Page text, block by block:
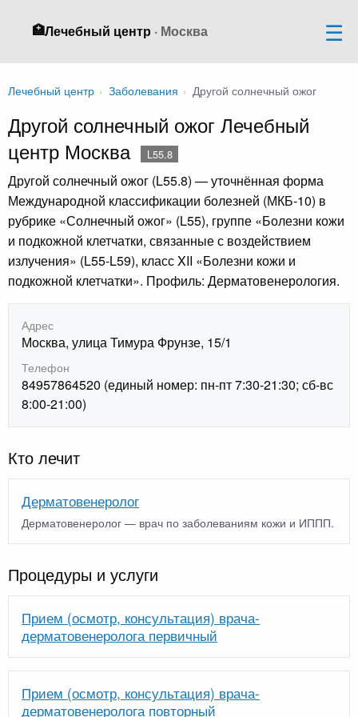
🏥Лечебный центр · Москва
Лечебный центр › Заболевания › Другой солнечный ожог
Другой солнечный ожог Лечебный
центр Москва
L55.8
Другой солнечный ожог (L55.8) — уточнённая форма
Международной классификации болезней (МКБ-10) в
рубрике «Солнечный ожог» (L55), группе «Болезни кожи
и подкожной клетчатки, связанные с воздействием
излучения» (L55-L59), класс XII «Болезни кожи и
подкожной клетчатки». Профиль: Дерматовенерология.
Адрес
Москва, улица Тимура Фрунзе, 15/1
Телефон
84957864520 (единый номер: пн-пт 7:30-21:30; сб-вс
8:00-21:00)
Кто лечит
Дерматовенеролог
Дерматовенеролог — врач по заболеваниям кожи и ИППП.
Процедуры и услуги
Прием (осмотр, консультация) врача-
дерматовенеролога первичный
Прием (осмотр, консультация) врача-
дерматовенеролога повторный